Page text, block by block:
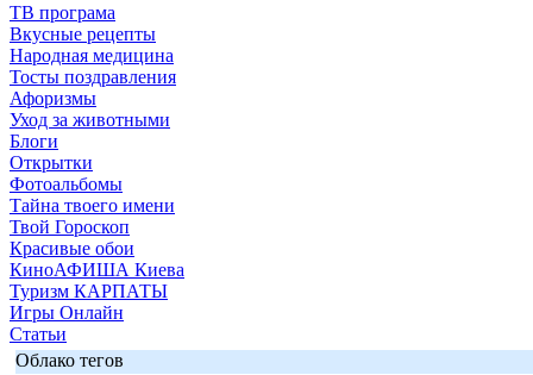
ТВ програма
Вкусные рецепты
Народная медицина
Тосты поздравления
Афоризмы
Уход за животными
Блоги
Открытки
Фотоальбомы
Тайна твоего имени
Твой Гороскоп
Красивые обои
КиноАФИША Киева
Туризм КАРПАТЫ
Игры Онлайн
Статьи
Облако тегов